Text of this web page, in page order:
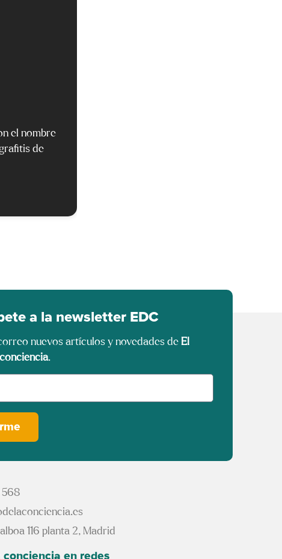
el nombre
de
a la newsletter EDC
nuevos artículos y novedades de El
.
568
116 planta 2, Madrid
conciencia en redes